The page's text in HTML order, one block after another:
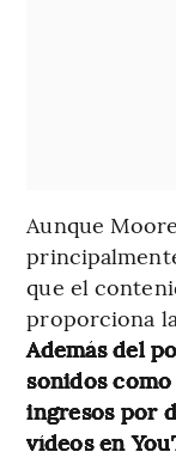
Aunque
que el
proporciona
Además del
sonidos
ingresos por
vídeos en